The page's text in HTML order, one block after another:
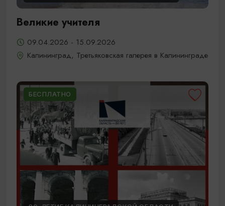
Великие учителя
09.04.2026 - 15.09.2026
Калининград, Третьяковская галерея в Калининграде
БЕСПЛАТНО